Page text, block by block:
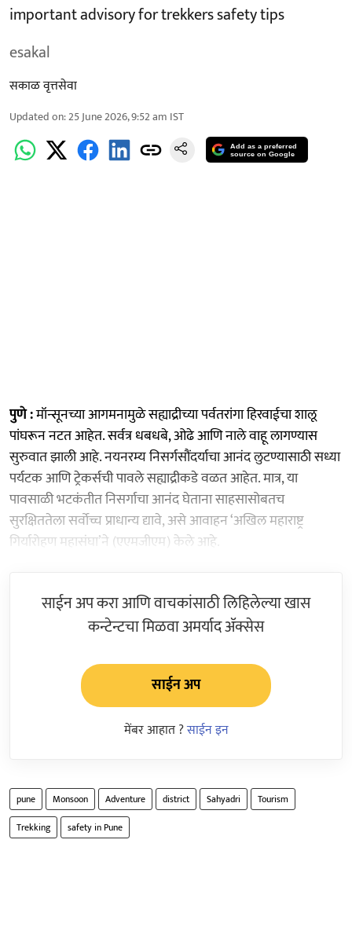
important advisory for trekkers safety tips
esakal
सकाळ वृत्तसेवा
Updated on:25 June 2026, 9:52 am IST
Add as a preferred
source on Google
पुणे :मॉन्सूनच्या आगमनामुळे सह्याद्रीच्या पर्वतरांगा हिरवाईचा शालू
पांघरून नटत आहेत. सर्वत्र धबधबे, ओढे आणि नाले वाहू लागण्यास
सुरुवात झाली आहे. नयनरम्य निसर्गसौंदर्याचा आनंद लुटण्यासाठी सध्या
पर्यटक आणि ट्रेकर्सची पावले सह्याद्रीकडे वळत आहेत. मात्र, या
पावसाळी भटकंतीत निसर्गाचा आनंद घेताना साहसासोबतच
सुरक्षिततेला सर्वोच्च प्राधान्य द्यावे, असे आवाहन ‘अखिल महाराष्ट्र
गिर्यारोहण महासंघा’ने (एएमजीएम) केले आहे.
साईन अप करा आणि वाचकांसाठी लिहिलेल्या खास
कन्टेन्टचा मिळवा अमर्याद ॲक्सेस
साईन अप
मेंबर आहात ?साईन इन
pune Monsoon Adventure district Sahyadri
Tourism
Trekking
safety in Pune